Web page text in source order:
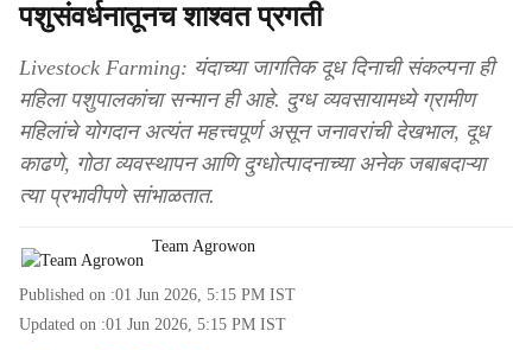
पशुसंवर्धनातूनच शाश्वत प्रगती
Livestock Farming: यंदाच्या जागतिक दूध दिनाची संकल्पना ही
महिला पशुपालकांचा सन्मान ही आहे. दुग्ध व्यवसायामध्ये ग्रामीण
महिलांचे योगदान अत्यंत महत्त्वपूर्ण असून जनावरांची देखभाल, दूध
काढणे, गोठा व्यवस्थापन आणि दुग्धोत्पादनाच्या अनेक जबाबदाऱ्या
त्या प्रभावीपणे सांभाळतात.
Team Agrowon
Published on :01 Jun 2026, 5:15 PM IST
Updated on :01 Jun 2026, 5:15 PM IST